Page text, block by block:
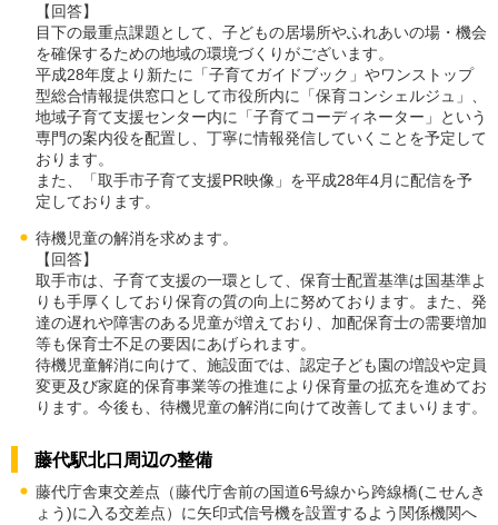
【回答】
目下の最重点課題として、子どもの居場所やふれあいの場・機会
を確保するための地域の環境づくりがございます。
平成28年度より新たに「子育てガイドブック」やワンストップ
型総合情報提供窓口として市役所内に「保育コンシェルジュ」、
地域子育て支援センター内に「子育てコーディネーター」という
専門の案内役を配置し、丁寧に情報発信していくことを予定して
おります。
また、「取手市子育て支援PR映像」を平成28年4月に配信を予
定しております。
待機児童の解消を求めます。
【回答】
取手市は、子育て支援の一環として、保育士配置基準は国基準よ
りも手厚くしており保育の質の向上に努めております。また、発
達の遅れや障害のある児童が増えており、加配保育士の需要増加
等も保育士不足の要因にあげられます。
待機児童解消に向けて、施設面では、認定子ども園の増設や定員
変更及び家庭的保育事業等の推進により保育量の拡充を進めてお
ります。今後も、待機児童の解消に向けて改善してまいります。
藤代駅北口周辺の整備
藤代庁舎東交差点（藤代庁舎前の国道6号線から跨線橋(こせんき
ょう)に入る交差点）に矢印式信号機を設置するよう関係機関へ